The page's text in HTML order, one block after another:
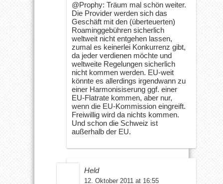
@Prophy: Träum mal schön weiter.
Die Provider werden sich das
Geschäft mit den (überteuerten)
Roaminggebühren sicherlich
weltweit nicht entgehen lassen,
zumal es keinerlei Konkurrenz gibt,
da jeder verdienen möchte und
weltweite Regelungen sicherlich
nicht kommen werden. EU-weit
könnte es allerdings irgendwann zu
einer Harmonisiserung ggf. einer
EU-Flatrate kommen, aber nur,
wenn die EU-Kommission eingreift.
Freiwillig wird da nichts kommen.
Und schon die Schweiz ist
außerhalb der EU.
Held
12. Oktober 2011 at 16:55